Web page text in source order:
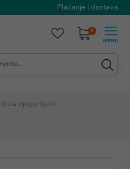
Plaćanje i dostava
0
za njegu tijela